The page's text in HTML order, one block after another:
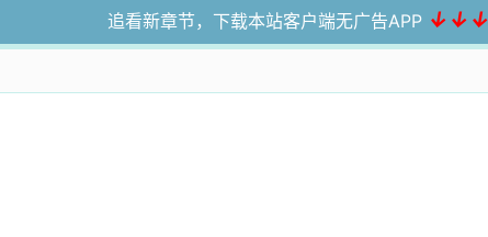
追看新章节，下载本站客户端无广告APP ↓↓↓